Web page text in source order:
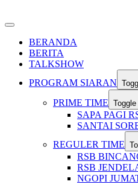
BERANDA
BERITA
TALKSHOW
PROGRAM SIARAN
PRIME TIME
SAPA PAGI
SANTAI
REGULER TIME
RSB
RSB
NGOPI